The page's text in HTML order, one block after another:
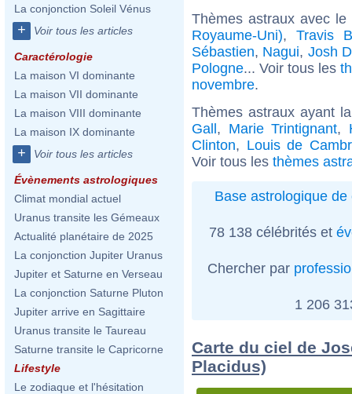
La conjonction Soleil Vénus
+ Voir tous les articles
Caractérologie
La maison VI dominante
La maison VII dominante
La maison VIII dominante
La maison IX dominante
+ Voir tous les articles
Évènements astrologiques
Climat mondial actuel
Uranus transite les Gémeaux
Actualité planétaire de 2025
La conjonction Jupiter Uranus
Jupiter et Saturne en Verseau
La conjonction Saturne Pluton
Jupiter arrive en Sagittaire
Uranus transite le Taureau
Saturne transite le Capricorne
Lifestyle
Le zodiaque et l'hésitation
Thèmes astraux avec
Royaume-Uni), Travis
Sébastien, Nagui, Josh
Pologne... Voir tous les
novembre.
Thèmes astraux ayant
Gall, Marie Trintignant,
Clinton, Louis de
Voir tous les thèmes
Base astrologique de
78 138 célébrités et
Chercher par
1 206
Carte du ciel de
Placidus)